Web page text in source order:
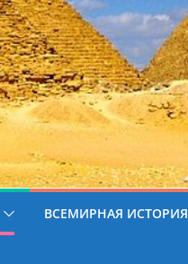
ВСЕМИРНАЯ ИСТОРИЯ